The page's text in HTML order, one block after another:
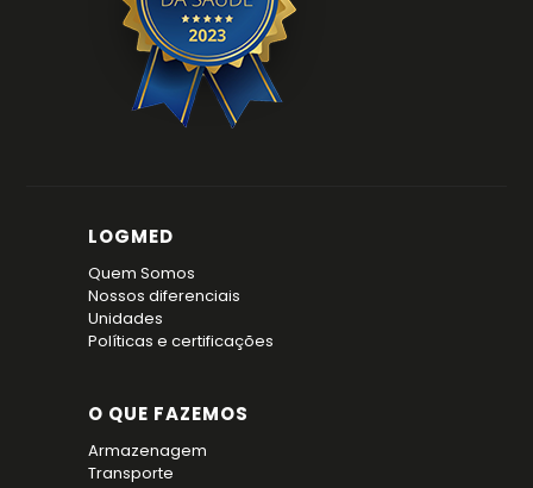
LOGMED
Quem Somos
Nossos diferenciais
Unidades
Políticas e certificações
O QUE FAZEMOS
Armazenagem
Transporte